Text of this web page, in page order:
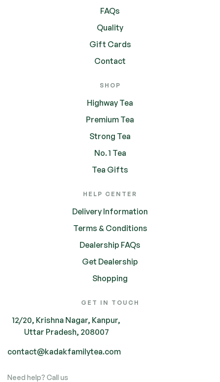
FAQs
Quality
Gift Cards
Contact
SHOP
Highway Tea
Premium Tea
Strong Tea
No. 1 Tea
Tea Gifts
HELP CENTER
Delivery Information
Terms & Conditions
Dealership FAQs
Get Dealership
Shopping
GET IN TOUCH
12/20, Krishna Nagar, Kanpur,
Uttar Pradesh, 208007
contact@kadakfamilytea.com
Need help? Call us